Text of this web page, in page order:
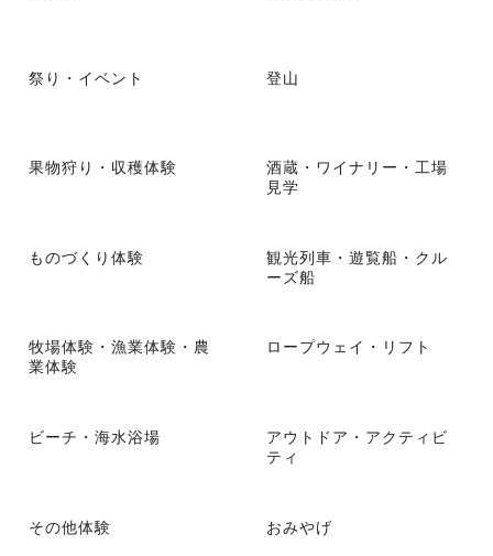
祭り・イベント 登山
果物狩り・収穫体験
酒蔵・ワイナリー・工場
見学
ものづくり体験
観光列車・遊覧船・クル
ーズ船
牧場体験・漁業体験・農
業体験
ロープウェイ・リフト
ビーチ・海水浴場
アウトドア・アクティビ
ティ
その他体験 おみやげ